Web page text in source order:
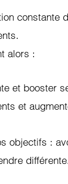
alors :
et booster
et
objectifs :
différente.